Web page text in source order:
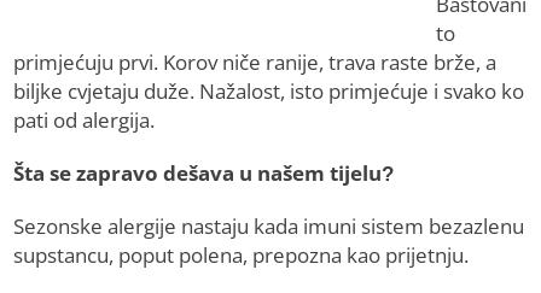
to
primjećuju prvi. Korov niče ranije, trava raste brže, a
biljke cvjetaju duže. Nažalost, isto primjećuje i svako ko
pati od alergija.
Šta se zapravo dešava u našem tijelu?
Sezonske alergije nastaju kada imuni sistem bezazlenu
supstancu, poput polena, prepozna kao prijetnju.